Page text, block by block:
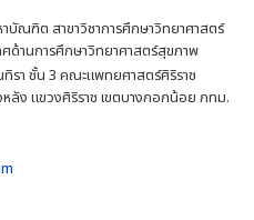
บัณฑิต สาขาวิชาการศึกษาวิทยาศาสตร์
ด้านการศึกษาวิทยาศาสตร์สุขภาพ
รา ชั้น 3 คณะแพทยศาสตร์ศิริราช
ลัง แขวงศิริราช เขตบางกอกน้อย กทม.